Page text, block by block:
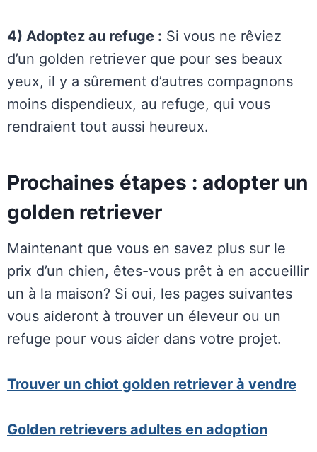
4) Adoptez au refuge : Si vous ne rêviez
d’un golden retriever que pour ses beaux
yeux, il y a sûrement d’autres compagnons
moins dispendieux, au refuge, qui vous
rendraient tout aussi heureux.
Prochaines étapes : adopter un
golden retriever
Maintenant que vous en savez plus sur le
prix d’un chien, êtes-vous prêt à en accueillir
un à la maison? Si oui, les pages suivantes
vous aideront à trouver un éleveur ou un
refuge pour vous aider dans votre projet.
Trouver un chiot golden retriever à vendre
Golden retrievers adultes en adoption